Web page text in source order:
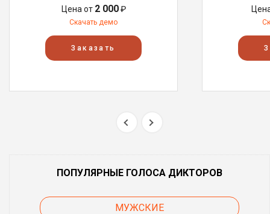
Цена от 2 000₽
Скачать демо
Заказать
ПОПУЛЯРНЫЕ ГОЛОСА ДИКТОРОВ
МУЖСКИЕ